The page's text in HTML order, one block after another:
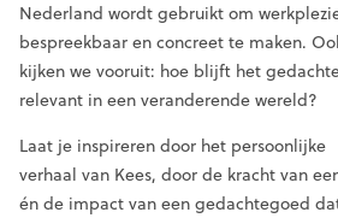
Nederland wordt gebruikt om
bespreekbaar en concreet te maken.
kijken we vooruit: hoe blijft het
relevant in een veranderende wereld?
Laat je inspireren door het persoonlijke
verhaal van Kees, door de kracht van
én de impact van een gedachtegoed